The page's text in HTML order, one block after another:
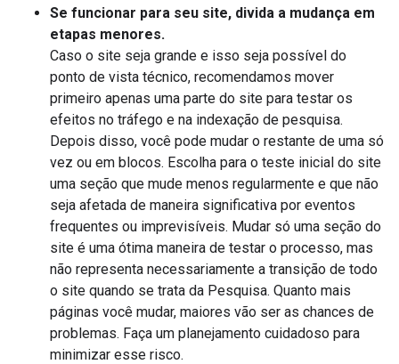
Se funcionar para seu site, divida a mudança em
etapas menores.
Caso o site seja grande e isso seja possível do
ponto de vista técnico, recomendamos mover
primeiro apenas uma parte do site para testar os
efeitos no tráfego e na indexação de pesquisa.
Depois disso, você pode mudar o restante de uma só
vez ou em blocos. Escolha para o teste inicial do site
uma seção que mude menos regularmente e que não
seja afetada de maneira significativa por eventos
frequentes ou imprevisíveis. Mudar só uma seção do
site é uma ótima maneira de testar o processo, mas
não representa necessariamente a transição de todo
o site quando se trata da Pesquisa. Quanto mais
páginas você mudar, maiores vão ser as chances de
problemas. Faça um planejamento cuidadoso para
minimizar esse risco.